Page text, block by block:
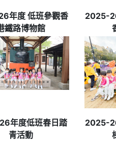
年度 低班參觀香
鐵路博物館
2025-
年度低班春日踏
青活動
2025-